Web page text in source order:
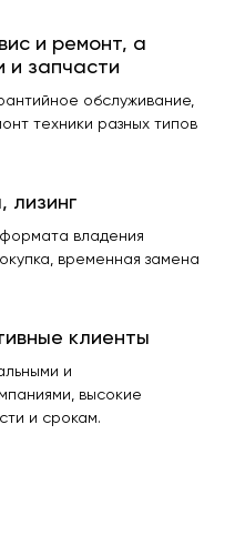
и ремонт, а
и запчасти
обслуживание,
техники разных типов
владения
временная замена
клиенты
и
высокие
и срокам.